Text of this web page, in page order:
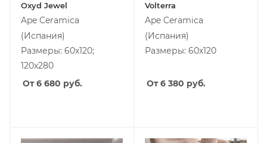
Oxyd Jewel
Ape Ceramica
(Испания)
Размеры: 60x120;
120x280
От 6 680 руб.
Volterra
Ape Ceramica
(Испания)
Размеры: 60x120
От 6 380 руб.